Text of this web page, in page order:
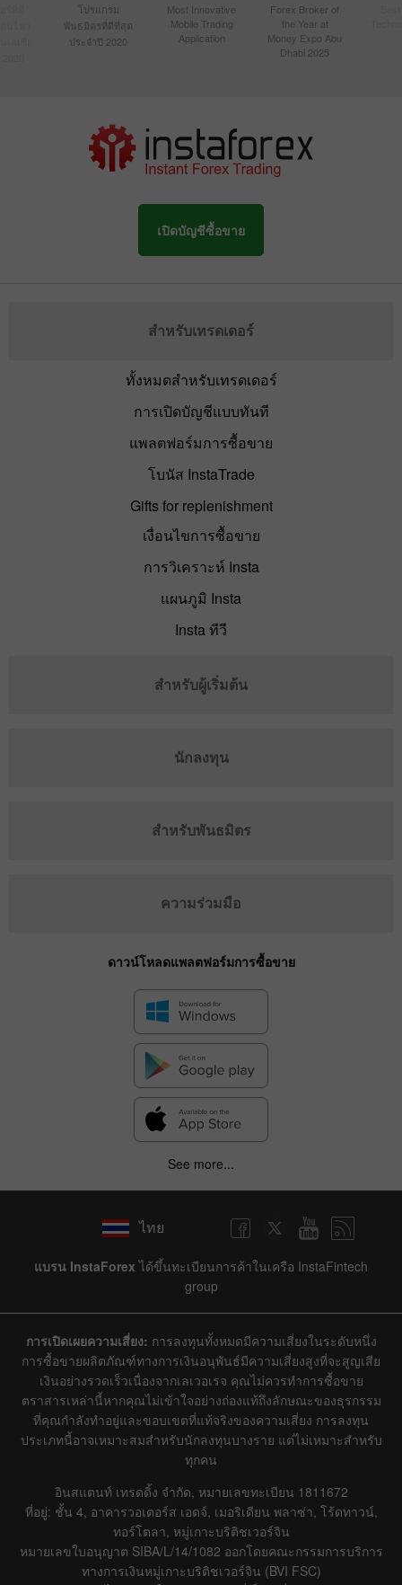
โปรแกรม
พันธมิตรที่ดีที่สุด
ประจำปี 2020
Most Innovative
Mobile Trading
Application
Forex Broker of
the Year at
Money Expo Abu
Dhabi 2025
เปิดบัญชีซื้อขาย
สำหรับเทรดเดอร์
ทั้งหมดสำหรับเทรดเดอร์
การเปิดบัญชีแบบทันที
แพลตฟอร์มการซื้อขาย
โบนัส InstaTrade
Gifts for replenishment
เงื่อนไขการซื้อขาย
การวิเคราะห์ Insta
แผนภูมิ Insta
Insta ทีวี
สำหรับผู้เริ่มต้น
นักลงทุน
สำหรับพันธมิตร
ความร่วมมือ
ดาวน์โหลดแพลตฟอร์มการซื้อขาย
See more...
ไทย
แบรน InstaForex ได้ขึ้นทะเบียนการค้าในเครือ InstaFintech
group
การเปิดเผยความเสี่ยง: การลงทุนทั้งหมดมีความเสี่ยงในระดับหนึ่ง
การซื้อขายผลิตภัณฑ์ทางการเงินอนุพันธ์มีความเสี่ยงสูงที่จะสูญเสีย
เงินอย่างรวดเร็วเนื่องจากเลเวอเรจ คุณไม่ควรทำการซื้อขาย
ตราสารเหล่านี้หากคุณไม่เข้าใจอย่างถ่องแท้ถึงลักษณะของธุรกรรม
ที่คุณกำลังทำอยู่และขอบเขตที่แท้จริงของความเสี่ยง การลงทุน
ประเภทนี้อาจเหมาะสมสำหรับนักลงทุนบางราย แต่ไม่เหมาะสำหรับ
ทุกคน
อินสแตนท์ เทรดดิ้ง จำกัด, หมายเลขทะเบียน 1811672
ที่อยู่: ชั้น 4, อาคารวอเตอร์ส เอดจ์, เมอริเดียน พลาซ่า, โร้ดทาวน์,
ทอร์โตลา, หมู่เกาะบริติชเวอร์จิน
หมายเลขใบอนุญาต SIBA/L/14/1082 ออกโดยคณะกรรมการบริการ
ทางการเงินหมู่เกาะบริติชเวอร์จิน (BVI FSC)